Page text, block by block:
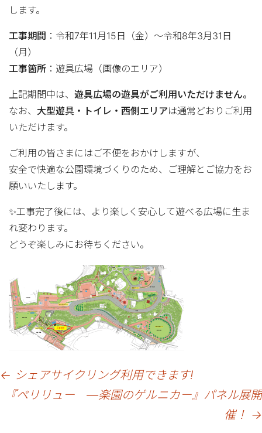
します。
工事期間 ：令和7年11月15日（金）～令和8年3月31日
（月）
工事箇所 ：遊具広場（画像のエリア）
上記期間中は、 遊具広場の遊具がご利用いただけません。
なお、 大型遊具・トイレ・西側エリアは通常どおりご利用
いただけます。
ご利用の皆さまにはご不便をおかけしますが、
安全で快適な公園環境づくりのため、ご理解とご協力をお
願いいたします。
✨工事完了後には、より楽しく安心して遊べる広場に生ま
れ変わります。
どうぞ楽しみにお待ちください。
投
稿
← シェアサイクリング利用できます!
『ペリリュー ―楽園のゲルニカー』パネル展開
催！ →